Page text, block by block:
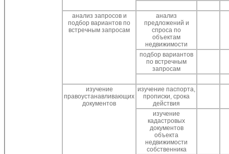
анализ запросов и
подбор вариантов по
встречным запросам
анализ
предложений и
спроса по
объектам
недвижимости
подбор вариантов
по встречным
запросам
изучение
правоустанавливающих
документов
изучение паспорта,
прописки, срока
действия
изучение
кадастровых
документов
объекта
недвижимости
собственника